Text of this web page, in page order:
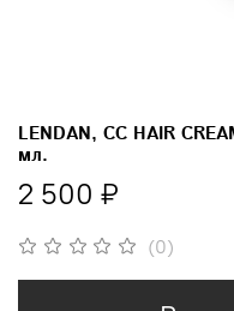
(0)
LENDAN, CC HAIR
мл.
2 500 ₽